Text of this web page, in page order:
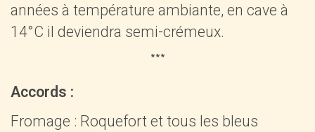
années à température ambiante, en cave à
14°C il deviendra semi-crémeux.
***
Accords :
Fromage : Roquefort et tous les bleus